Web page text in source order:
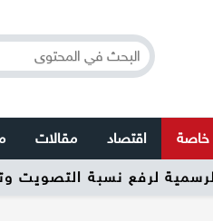
خاصة اقتصاد مقالات